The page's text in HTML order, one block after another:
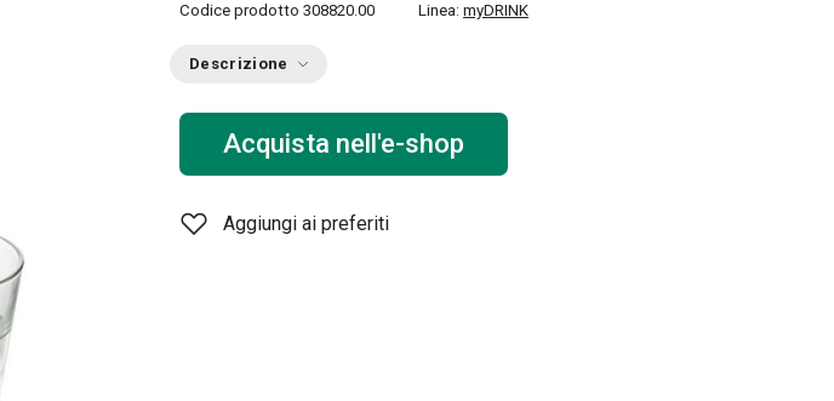
Codice prodotto 308820.00 Linea: myDRINK
Descrizione
Acquista nell'e-shop
Aggiungi ai preferiti